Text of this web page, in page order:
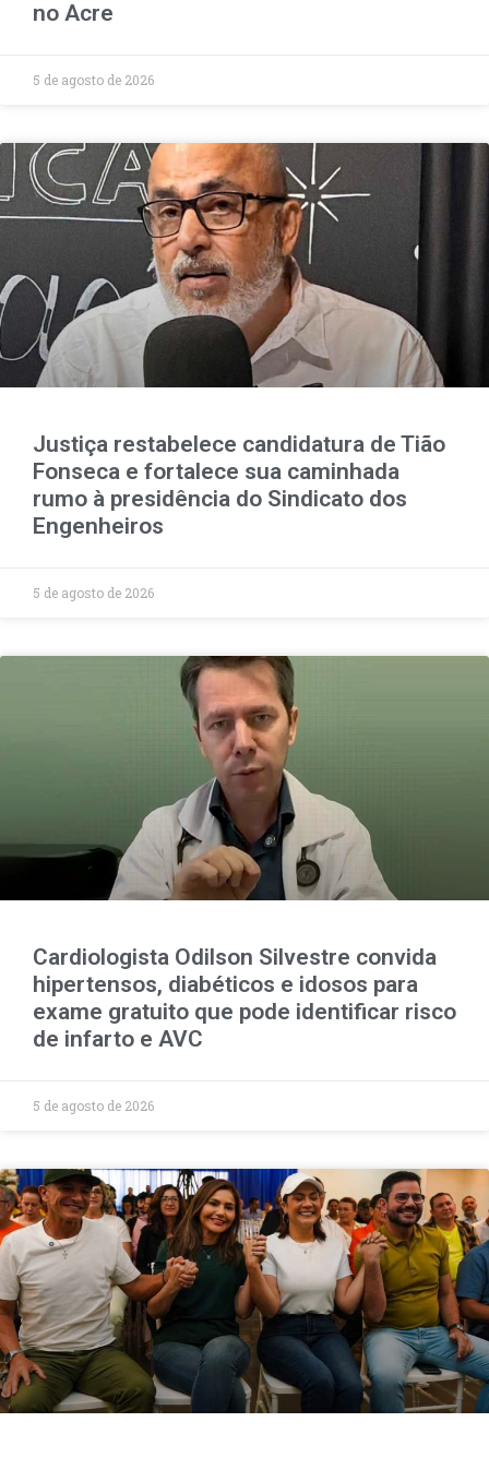
no Acre
5 de agosto de 2026
Justiça restabelece candidatura de Tião
Fonseca e fortalece sua caminhada
rumo à presidência do Sindicato dos
Engenheiros
5 de agosto de 2026
Cardiologista Odilson Silvestre convida
hipertensos, diabéticos e idosos para
exame gratuito que pode identificar risco
de infarto e AVC
5 de agosto de 2026